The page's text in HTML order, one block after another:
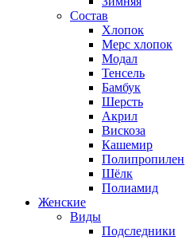
Состав
Хлопок
Мерс хлопок
Модал
Тенсель
Бамбук
Шерсть
Акрил
Вискоза
Кашемир
Полипропилен
Шёлк
Полиамид
Женские
Виды
Подследники